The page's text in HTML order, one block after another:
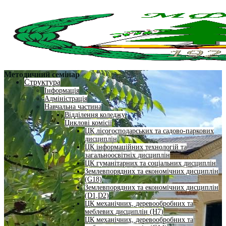
Структура
Інформація
Адміністрація
Навчальна частина
Відділення коледжу
Циклові комісії
ЦК лісогосподарських та садово-паркових
дисциплін
ЦК інформаційних технологій та
загальноосвітніх дисциплін
ЦК гуманітарних та соціальних дисциплін
Землевпорядних та економічних дисциплін
(G18)
Землевпорядних та економічних дисциплін
(D1,D2)
ЦК механічних, деревообробних та
меблевих дисциплін (H7)
ЦК механічних, деревообробних та
Методичний семінар